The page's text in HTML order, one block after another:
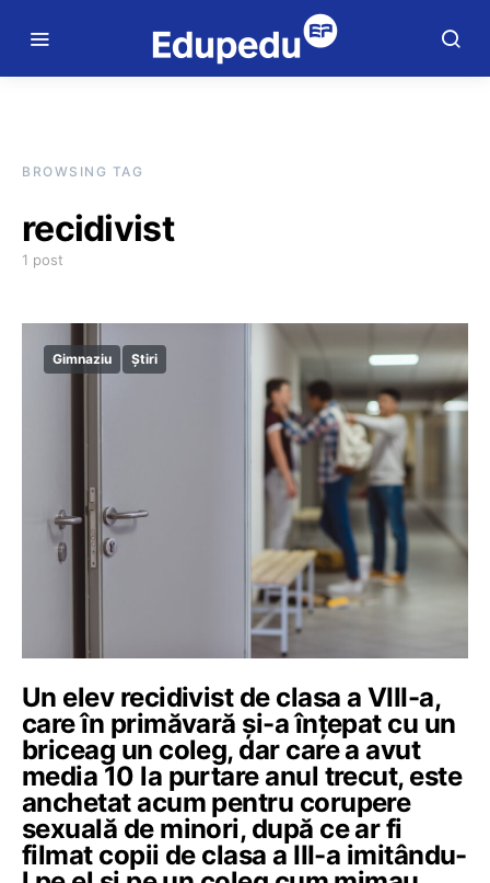
BROWSING TAG
recidivist
1 post
Gimnaziu Știri
Un elev recidivist de clasa a VIII-a,
care în primăvară și-a înțepat cu un
briceag un coleg, dar care a avut
media 10 la purtare anul trecut, este
anchetat acum pentru corupere
sexuală de minori, după ce ar fi
filmat copii de clasa a III-a imitându-